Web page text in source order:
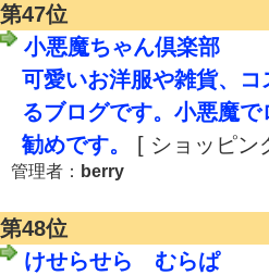
第47位
小悪魔ちゃん倶楽部
可愛いお洋服や雑貨、
るブログです。小悪魔
勧めです。
[ ショッピン
管理者： berry
第48位
けせらせら むらぱ